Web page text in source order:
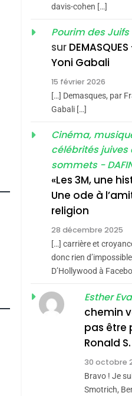
2
Dis
Boy
ISRAÉL
ISRAÉL
5
FRANCE
ISRAÉL
CE
davis-cohen […]
Pourim des Juifs
sur
Yoni Gabali
15 février 2026
[…] Demasques, par
Gabali […]
Cinéma,
célébrités
sommets -
«Les 3M, une
Une ode à
religion
28 décembre 2025
[…] carrière et
donc rien
D’Hollywood à
Esther
chemin
pas être
Ronald
30 octobre
Bravo ! Je
Smotrich,
Du